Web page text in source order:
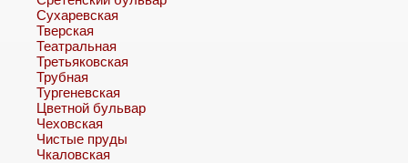
Сухаревская
Тверская
Театральная
Третьяковская
Трубная
Тургеневская
Цветной бульвар
Чеховская
Чистые пруды
Чкаловская